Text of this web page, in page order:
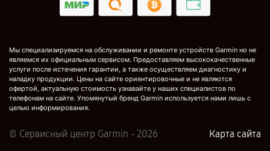
Мы специализируемся на обслуживании и ремонте устройств Garmin но не
являемся их официальным сервисом. Предоставляем высококачественные
услуги после истечения гарантии, а также осуществляем диагностику и
наладку продукции. Цены на сайте ориентировочные и не являются
офертой, актуальную стоимость узнавайте у наших специалистов по
телефонам на сайте. Упомянутый бренд Garmin используется нами лишь с
целью информирования.
© Сервисный центр Garmin - 2026 Карта сайта